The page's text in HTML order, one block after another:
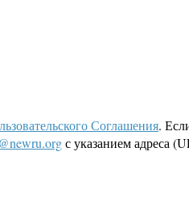
Соглашения.
с указанием адреса